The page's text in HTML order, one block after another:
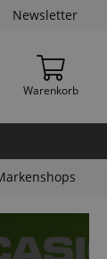
Newsletter
Warenkorb